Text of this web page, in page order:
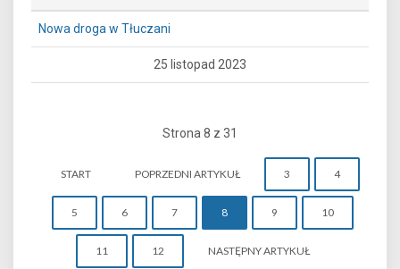
Nowa droga w Tłuczani
25 listopad 2023
Strona 8 z 31
START POPRZEDNI ARTYKUŁ 3 4
5 6 7 8 9 10
11 12 NASTĘPNY ARTYKUŁ